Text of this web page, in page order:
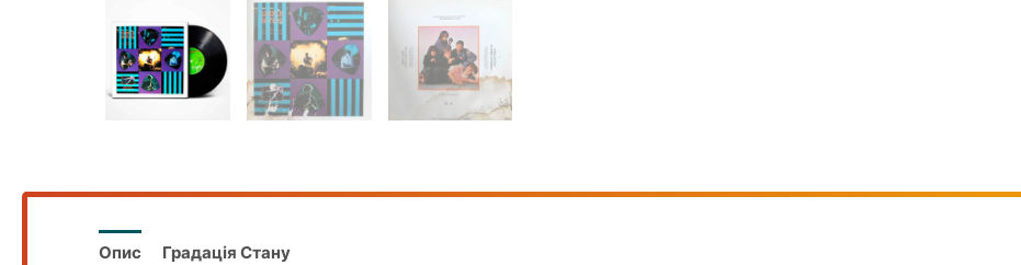
Опис Градація Стану